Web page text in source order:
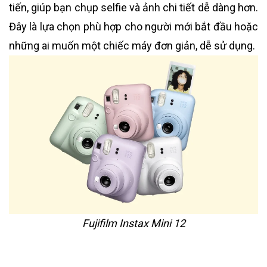
tiến, giúp bạn chụp selfie và ảnh chi tiết dễ dàng hơn.
Đây là lựa chọn phù hợp cho người mới bắt đầu hoặc
những ai muốn một chiếc máy đơn giản, dễ sử dụng.
Fujifilm Instax Mini 12